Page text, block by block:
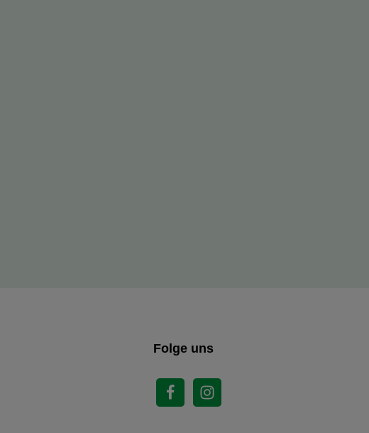
Folge uns